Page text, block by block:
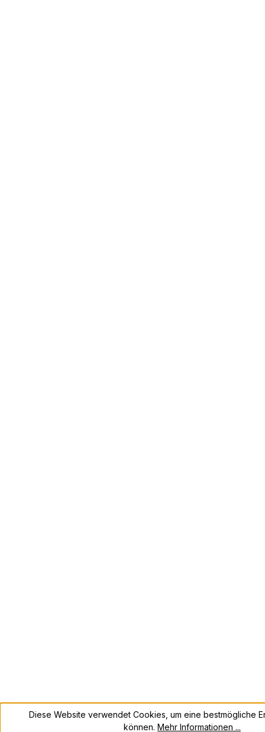
Diese Website verwendet Cookies, um eine bestmögliche
können. Mehr Informationen ...